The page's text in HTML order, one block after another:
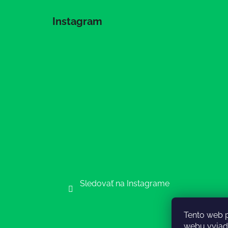
Tento web
Instagram
Sledovať na Instagrame